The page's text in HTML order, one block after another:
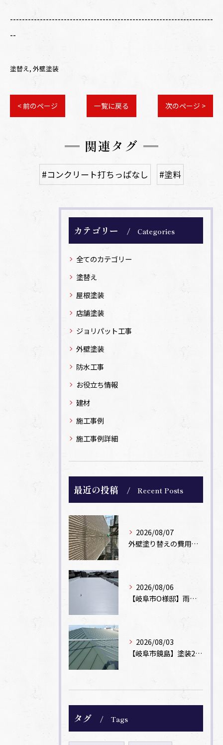
--------------------------------------------------------------------
--
塗替え 外壁塗装
< 前のページ 一覧に戻る 次のページ >
関連タグ
#コンクリート打ちっぱなし #塗料
カテゴリー Categories
全てのカテゴリー
塗替え
屋根塗装
店舗塗装
ジョリパット工事
外壁塗装
防水工事
お役立ち情報
建材
施工事例
施工事例詳細
最近の投稿 Recent Posts
2026/08/07
外壁塗り替えの費用相場は？坪数別の価格目安と安く抑えるコツ【一級塗装士解説】
2026/08/06
【岐阜市O様邸】雨漏りを解消！塩ビシート機械固定工法による屋根防水工事
2026/08/03
【岐阜市鏡島】塗装2回のカラーベスト屋根をカバー工法でガルバリウム鋼板に改修！
タグ Tags